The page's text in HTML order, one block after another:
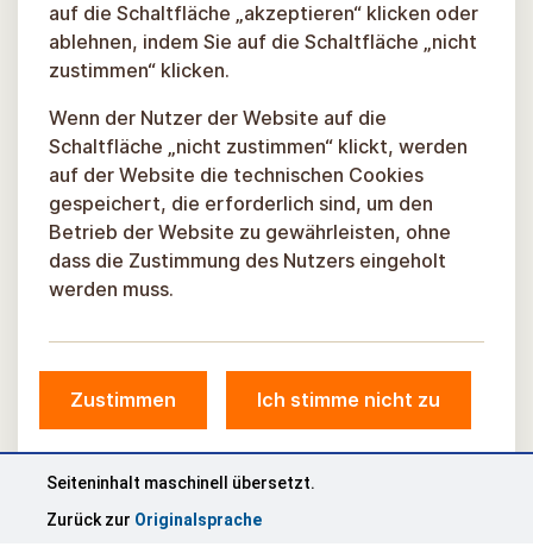
© Gemeinde Sigulda, 2026.
Entwickelt von einemWELTRAUMBAHNHOF
auf die Schaltfläche „akzeptieren“ klicken oder
ablehnen, indem Sie auf die Schaltfläche „nicht
zustimmen“ klicken.
Wenn der Nutzer der Website auf die
Schaltfläche „nicht zustimmen“ klickt, werden
auf der Website die technischen Cookies
gespeichert, die erforderlich sind, um den
Betrieb der Website zu gewährleisten, ohne
dass die Zustimmung des Nutzers eingeholt
werden muss.
Zustimmen Ich stimme nicht zu
Seiteninhalt maschinell übersetzt.
Zurück zur Originalsprache